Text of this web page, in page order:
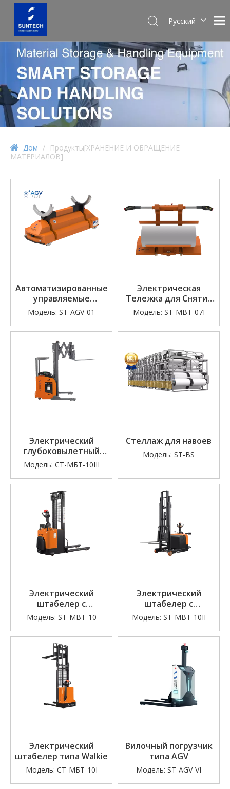
Pусский
Español
Дом / Продукты[ХРАНЕНИЕ И ОБРАЩЕНИЕ
МАТЕРИАЛОВ]
Автоматизированные
управляемые
транспортные
средства (съём
рулонов ткани)
Модель: ST-AGV-01
Электрическая
Тележка для Снятия
Рулонов Ткани
Модель: ST-MBT-07I
Электрический
глубоковылетный
погрузчик
Модель: СТ-МБТ-10III
Стеллаж для навоев
Модель: ST-BS
Электрический
штабелер с
электроприводом
Модель: ST-MBT-10
Электрический
штабелер с
выдвижной мачтой
Модель: ST-MBT-10II
Электрический
штабелер типа Walkie
Модель: СТ-МБТ-10I
Вилочный погрузчик
типа AGV
Модель: ST-AGV-VI